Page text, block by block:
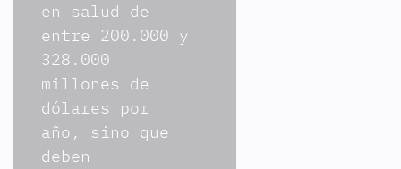
en salud de
entre 200.000 y
328.000
millones de
dólares por
año, sino que
deben